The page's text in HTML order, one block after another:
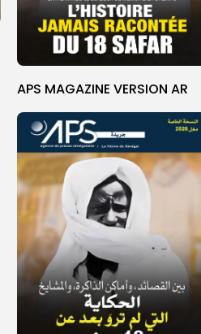
APS MAGAZINE VERSION AR